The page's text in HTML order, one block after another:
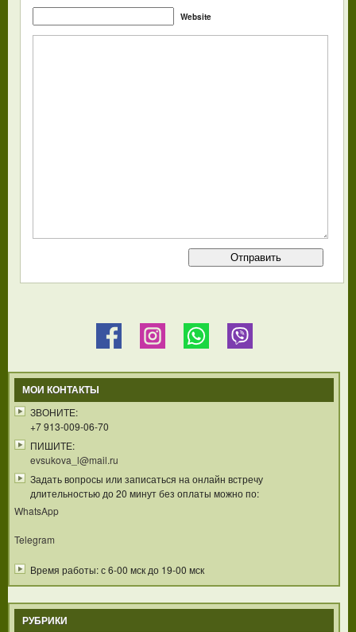
Website
МОИ КОНТАКТЫ
ЗВОНИТЕ:
+7 913-009-06-70
ПИШИТЕ:
evsukova_l@mail.ru
Задать вопросы или записаться на онлайн встречу
длительностью до 20 минут без оплаты можно по:
WhatsApp
Telegram
Время работы: с 6-00 мск до 19-00 мск
РУБРИКИ